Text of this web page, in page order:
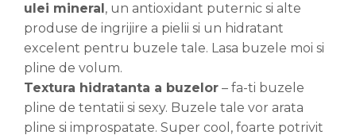
ulei mineral , un antioxidant puternic si alte
produse de ingrijire a pielii si un hidratant
excelent pentru buzele tale. Lasa buzele moi si
pline de volum.
Textura hidratanta a buzelor – fa-ti buzele
pline de tentatii si sexy. Buzele tale vor arata
pline si improspatate. Super cool, foarte potrivit